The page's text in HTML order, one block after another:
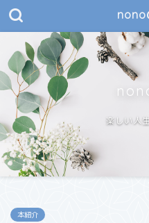
nono
楽しい人
本紹介